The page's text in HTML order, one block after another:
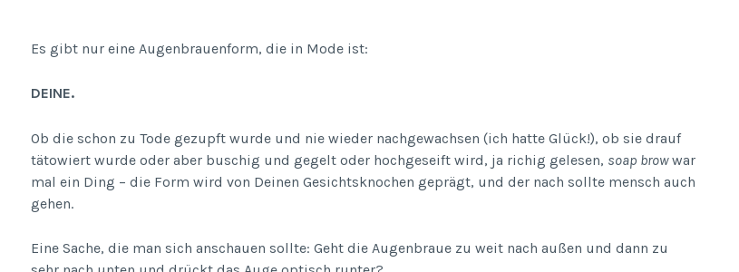
Es gibt nur eine Augenbrauenform, die in Mode ist:
DEINE.
Ob die schon zu Tode gezupft wurde und nie wieder nachgewachsen (ich hatte Glück!), ob sie drauf
tätowiert wurde oder aber buschig und gegelt oder hochgeseift wird, ja richig gelesen, soap browwar
mal ein Ding – die Form wird von Deinen Gesichtsknochen geprägt, und der nach sollte mensch auch
gehen.
Eine Sache, die man sich anschauen sollte: Geht die Augenbraue zu weit nach außen und dann zu